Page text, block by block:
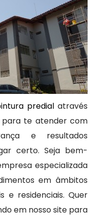
predial através
te atender com
e resultados
certo. Seja bem-
especializada
em âmbitos
e residenciais. Quer
em nosso site para